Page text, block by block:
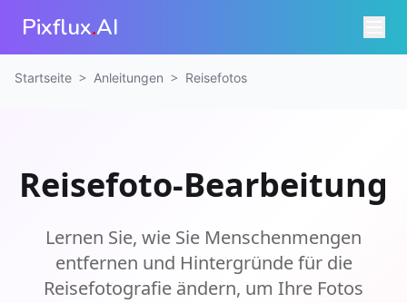
Pixflux.AI
Startseite > Anleitungen > Reisefotos
Reisefoto-Bearbeitung
Lernen Sie, wie Sie Menschenmengen
entfernen und Hintergründe für die
Reisefotografie ändern, um Ihre Fotos